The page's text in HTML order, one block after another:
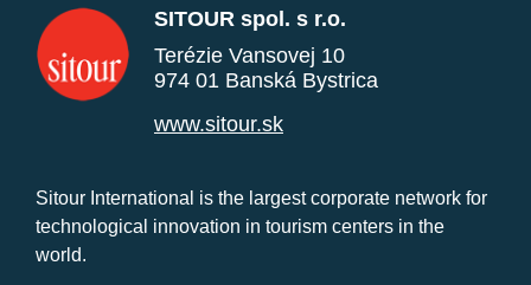
SITOUR spol. s r.o.
Terézie Vansovej 10
974 01 Banská Bystrica
www.sitour.sk
Sitour International is the largest corporate network for
technological innovation in tourism centers in the
world.